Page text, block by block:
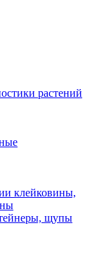
растений
клейковины,
щупы